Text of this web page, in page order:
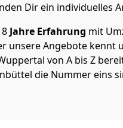
Dir ein individuelles
Jahre Erfahrung mit
unsere Angebote kennt
von A bis Z
die Nummer eins